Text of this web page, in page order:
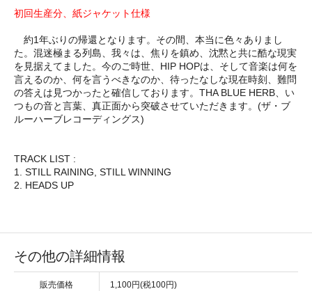
初回生産分、紙ジャケット仕様
約1年ぶりの帰還となります。その間、本当に色々ありまし
た。混迷極まる列島、我々は、焦りを鎮め、沈黙と共に酷な現実
を見据えてました。今のご時世、HIP HOPは、そして音楽は何を
言えるのか、何を言うべきなのか、待ったなしな現在時刻、難問
の答えは見つかったと確信しております。THA BLUE HERB、い
つもの音と言葉、真正面から突破させていただきます。(ザ・ブ
ルーハーブレコーディングス)
TRACK LIST :
1. STILL RAINING, STILL WINNING
2. HEADS UP
その他の詳細情報
販売価格 1,100円(税100円)